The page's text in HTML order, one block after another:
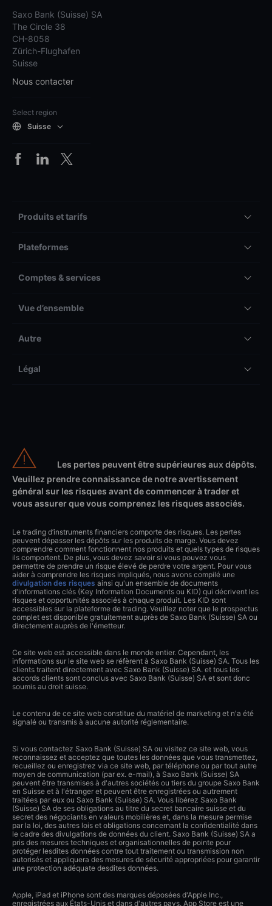
Saxo Bank (Suisse) SA
The Circle 38
CH-8058
Zürich-Flughafen
Suisse
Nous contacter
Select region
Suisse
Produits et tarifs
Plateformes
Comptes & services
Vue d’ensemble
Autre
Légal
Les pertes peuvent être supérieures aux dépôts.
Veuillez prendre connaissance de notre avertissement
général sur les risques avant de commencer à trader et
vous assurer que vous comprenez les risques associés.
Le trading d’instruments financiers comporte des risques. Les pertes
peuvent dépasser les dépôts sur les produits de marge. Vous devez
comprendre comment fonctionnent nos produits et quels types de risques
ils comportent. De plus, vous devez savoir si vous pouvez vous
permettre de prendre un risque élevé de perdre votre argent. Pour vous
aider à comprendre les risques impliqués, nous avons compilé une
divulgation des risques ainsi qu'un ensemble de documents
d'informations clés (Key Information Documents ou KID) qui décrivent les
risques et opportunités associés à chaque produit. Les KID sont
accessibles sur la plateforme de trading. Veuillez noter que le prospectus
complet est disponible gratuitement auprès de Saxo Bank (Suisse) SA ou
directement auprès de l'émetteur.
Ce site web est accessible dans le monde entier. Cependant, les
informations sur le site web se réfèrent à Saxo Bank (Suisse) SA. Tous les
clients traitent directement avec Saxo Bank (Suisse) SA. et tous les
accords clients sont conclus avec Saxo Bank (Suisse) SA et sont donc
soumis au droit suisse.
Le contenu de ce site web constitue du matériel de marketing et n'a été
signalé ou transmis à aucune autorité réglementaire.
Si vous contactez Saxo Bank (Suisse) SA ou visitez ce site web, vous
reconnaissez et acceptez que toutes les données que vous transmettez,
recueillez ou enregistrez via ce site web, par téléphone ou par tout autre
moyen de communication (par ex. e-mail), à Saxo Bank (Suisse) SA
peuvent être transmises à d'autres sociétés ou tiers du groupe Saxo Bank
en Suisse et à l'étranger et peuvent être enregistrées ou autrement
traitées par eux ou Saxo Bank (Suisse) SA. Vous libérez Saxo Bank
(Suisse) SA de ses obligations au titre du secret bancaire suisse et du
secret des négociants en valeurs mobilières et, dans la mesure permise
par la loi, des autres lois et obligations concernant la confidentialité dans
le cadre des divulgations de données du client. Saxo Bank (Suisse) SA a
pris des mesures techniques et organisationnelles de pointe pour
protéger lesdites données contre tout traitement ou transmission non
autorisés et appliquera des mesures de sécurité appropriées pour garantir
une protection adéquate desdites données.
Apple, iPad et iPhone sont des marques déposées d'Apple Inc.,
enregistrées aux États-Unis et dans d'autres pays. App Store est une